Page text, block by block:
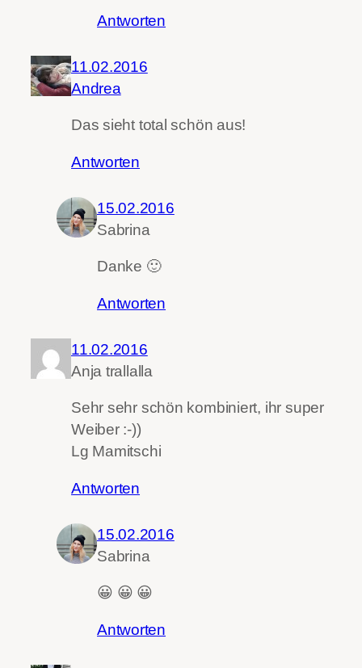
Antworten
11.02.2016
Andrea
Das sieht total schön aus!
Antworten
15.02.2016
Sabrina
Danke 🙂
Antworten
11.02.2016
Anja trallalla
Sehr sehr schön kombiniert, ihr super
Weiber :-))
Lg Mamitschi
Antworten
15.02.2016
Sabrina
😀 😀 😀
Antworten